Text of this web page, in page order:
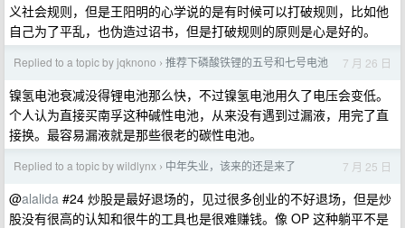
义社会规则，但是王阳明的心学说的是有时候可以打破规则，比如他
自己为了平乱，也伪造过诏书，但是打破规则的原则是心是好的。
Replied to a topic by jqknono › 推荐下磷酸铁锂的五号和七号电池 7 月 26 日
镍氢电池衰减没得锂电池那么快，不过镍氢电池用久了电压会变低。
个人认为直接买南孚这种碱性电池，从来没有遇到过漏液，用完了直
接换。最容易漏液就是那些很老的碳性电池。
Replied to a topic by wildlynx › 中年失业，该来的还是来了 7 月 25 日
@alalida #24 炒股是最好退场的，见过很多创业的不好退场，但是炒
股没有很高的认知和很牛的工具也是很难赚钱。像 OP 这种躺平不是